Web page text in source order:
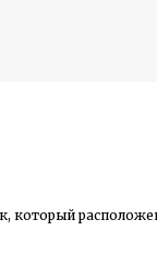
который